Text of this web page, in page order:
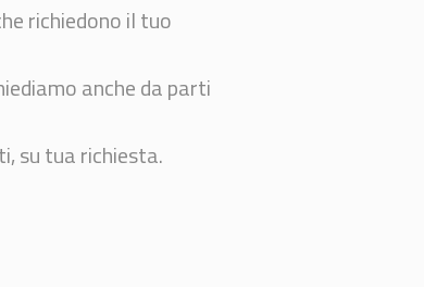
richiedono il tuo
anche da parti
su tua richiesta.